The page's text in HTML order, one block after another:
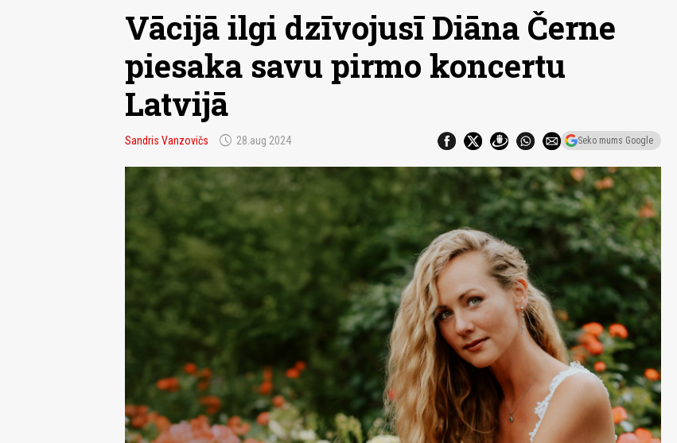
Vācijā ilgi dzīvojusī Diāna Černe
piesaka savu pirmo koncertu
Latvijā
Sandris Vanzovičs schedule 28.aug 2024 Seko mums Google